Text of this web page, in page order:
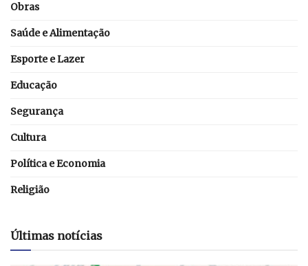
Obras
Saúde e Alimentação
Esporte e Lazer
Educação
Segurança
Cultura
Política e Economia
Religião
Últimas notícias